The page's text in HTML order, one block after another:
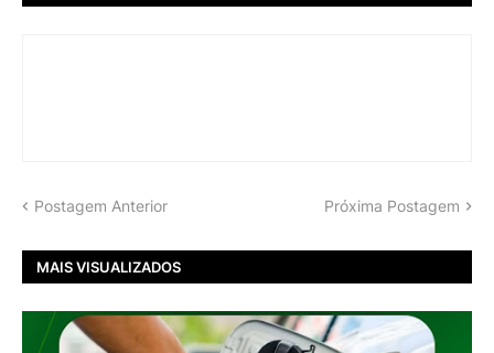
Postagem Anterior Próxima Postagem
MAIS VISUALIZADOS